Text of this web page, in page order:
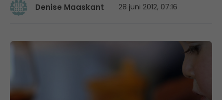
Denise Maaskant 28 juni 2012, 07:16